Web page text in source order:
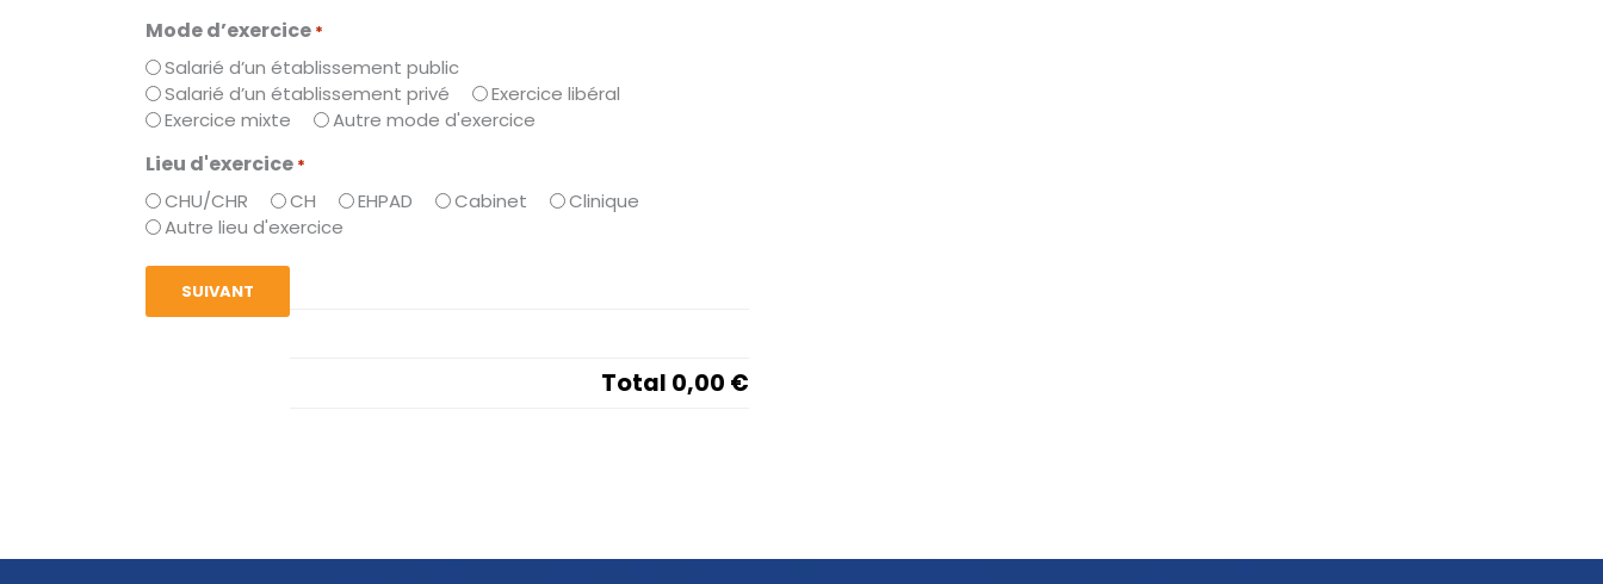
Mode d’exercice *
Salarié d’un établissement public
Salarié d’un établissement privé
Exercice libéral
Exercice mixte
Autre mode d'exercice
Lieu d'exercice *
CHU/CHR CH EHPAD Cabinet
Clinique
Autre lieu d'exercice
Total 0,00 €